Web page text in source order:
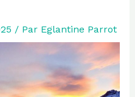
/ Par Eglantine Parrot